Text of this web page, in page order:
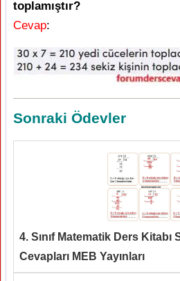
toplamıştır?
Cevap:
Sonraki Ödevler
4. Sınıf Matematik Ders Kitabı
Cevapları MEB Yayınları